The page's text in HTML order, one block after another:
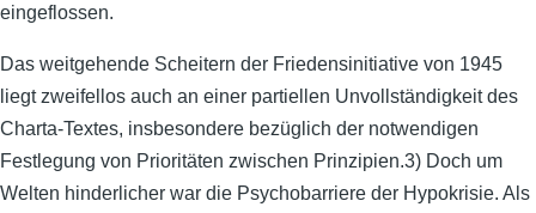
eingeflossen.
Das weitgehende Scheitern der Friedensinitiative von 1945
liegt zweifellos auch an einer partiellen Unvollständigkeit des
Charta-Textes, insbesondere bezüglich der notwendigen
Festlegung von Prioritäten zwischen Prinzipien.3) Doch um
Welten hinderlicher war die Psychobarriere der Hypokrisie. Als